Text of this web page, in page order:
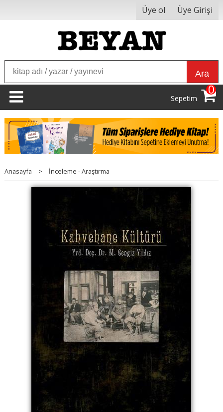
Üye ol Üye Girişi
Ara
Sepetim
0
Anasayfa > İnceleme - Araştırma